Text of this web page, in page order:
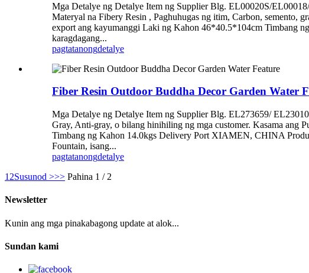
Mga Detalye ng Detalye Item ng Supplier Blg. EL00020S/
Materyal na Fibery Resin , Paghuhugas ng itim, Carbon, semento,
export ang kayumanggi Laki ng Kahon 46*40.5*104cm Timbang
karagdagang...
pagtatanongdetalye
Fiber Resin Outdoor Buddha Decor Garden Water
Mga Detalye ng Detalye Item ng Supplier Blg. EL273659/
Gray, Anti-gray, o bilang hinihiling ng mga customer. Kasama ang
Timbang ng Kahon 14.0kgs Delivery Port XIAMEN, CHINA
Fountain, isang...
pagtatanongdetalye
1 2Susunod >>> Pahina 1 / 2
Newsletter
Kunin ang mga pinakabagong update at alok...
Sundan kami